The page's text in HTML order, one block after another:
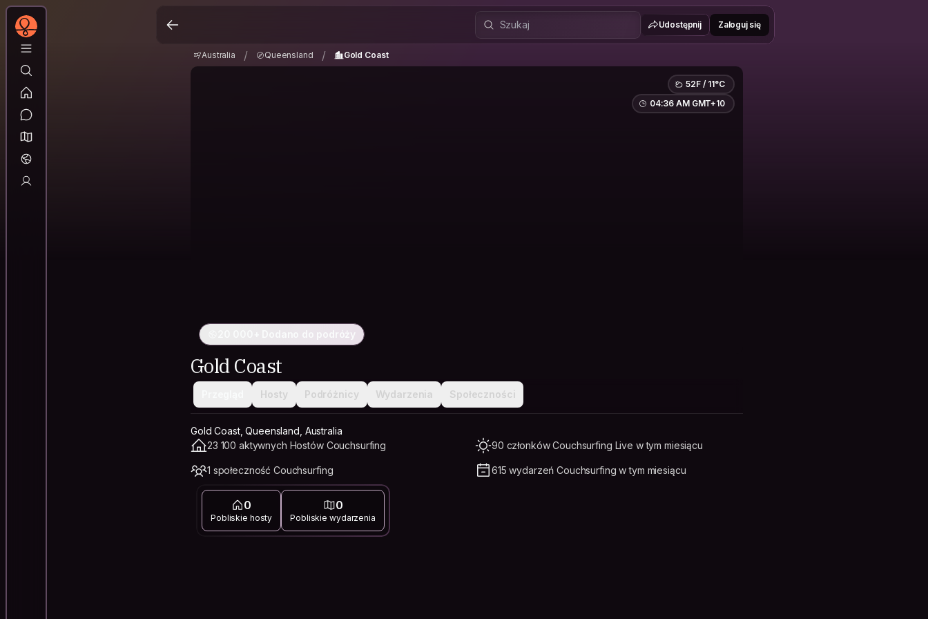
Udostępnij Zaloguj się
Australia / Queensland / Gold Coast
52F / 11°C
04:36 AM GMT+10
20 000+ Dodano do podróży
Gold Coast
Hosty Podróżnicy Wydarzenia Społeczności
Gold Coast, Queensland, Australia
23 100 aktywnych Hostów Couchsurfing
90 członków Couchsurfing Live w tym miesiącu
1 społeczność Couchsurfing 615 wydarzeń Couchsurfing w tym miesiącu
0
Pobliskie hosty
0
Pobliskie wydarzenia